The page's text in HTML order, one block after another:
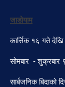
जाडोयाम
कार्त्तिक १६ गते
सोमबार -
सार्बजनिक बिदाको